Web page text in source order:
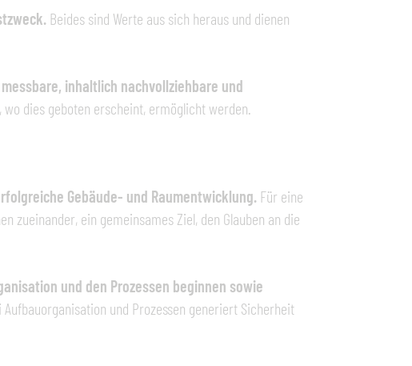
Beides sind Werte aus sich heraus und dienen
inhaltlich nachvollziehbare und
dies geboten erscheint, ermöglicht werden.
Gebäude- und Raumentwicklung. Für eine
zueinander, ein gemeinsames Ziel, den Glauben an die
und den Prozessen beginnen sowie
Aufbauorganisation und Prozessen generiert Sicherheit